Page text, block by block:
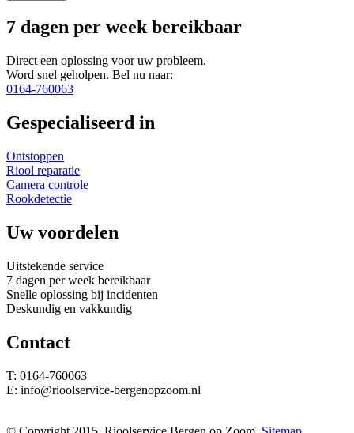
7 dagen per week bereikbaar
Direct een oplossing voor uw probleem.
Word snel geholpen. Bel nu naar:
0164-760063
Gespecialiseerd in
Ontstoppen
Riool reparatie
Camera controle
Rookdetectie
Uw voordelen
Uitstekende service
7 dagen per week bereikbaar
Snelle oplossing bij incidenten
Deskundig en vakkundig
Contact
T: 0164-760063
E: info@rioolservice-bergenopzoom.nl